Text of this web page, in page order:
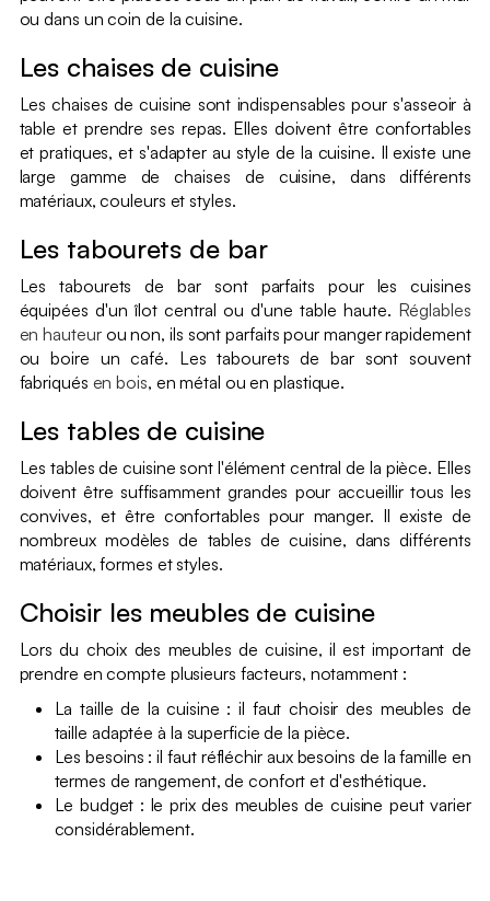
ou dans un coin de la cuisine.
Les chaises de cuisine
Les chaises de cuisine sont indispensables pour s'asseoir à
table et prendre ses repas. Elles doivent être confortables
et pratiques, et s'adapter au style de la cuisine. Il existe une
large gamme de chaises de cuisine, dans différents
matériaux, couleurs et styles.
Les tabourets de bar
Les tabourets de bar sont parfaits pour les cuisines
équipées d'un îlot central ou d'une table haute. Réglables
en hauteurou non, ils sont parfaits pour manger rapidement
ou boire un café. Les tabourets de bar sont souvent
fabriqués en bois, en métal ou en plastique.
Les tables de cuisine
Les tables de cuisine sont l'élément central de la pièce. Elles
doivent être suffisamment grandes pour accueillir tous les
convives, et être confortables pour manger. Il existe de
nombreux modèles de tables de cuisine, dans différents
matériaux, formes et styles.
Choisir les meubles de cuisine
Lors du choix des meubles de cuisine, il est important de
prendre en compte plusieurs facteurs, notamment :
La taille de la cuisine : il faut choisir des meubles de
taille adaptée à la superficie de la pièce.
Les besoins : il faut réfléchir aux besoins de la famille en
termes de rangement, de confort et d'esthétique.
Le budget : le prix des meubles de cuisine peut varier
considérablement.